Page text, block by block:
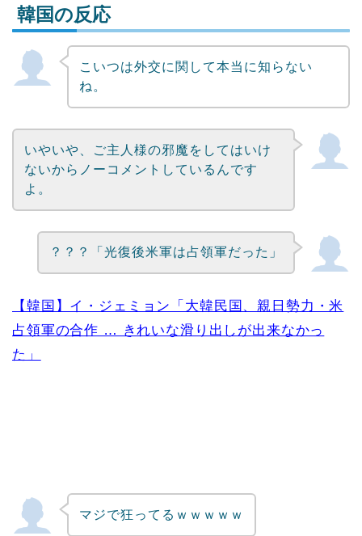
Powered by livedoor 相互RSS
韓国の反応
こいつは外交に関して本当に知らない
ね。
いやいや、ご主人様の邪魔をしてはいけ
ないからノーコメントしているんです
よ。
？？？「光復後米軍は占領軍だった」
【韓国】イ・ジェミョン「大韓民国、親日勢力・米
占領軍の合作 … きれいな滑り出しが出来なかっ
た」
マジで狂ってるｗｗｗｗｗ